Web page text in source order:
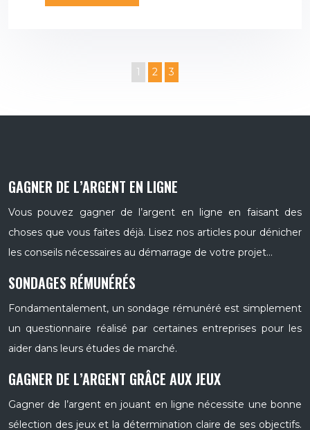
1 2 3
GAGNER DE L’ARGENT EN LIGNE
Vous pouvez gagner de l’argent en ligne en faisant des
choses que vous faites déjà. Lisez nos articles pour dénicher
les conseils nécessaires au démarrage de votre projet…
SONDAGES RÉMUNÉRÉS
Fondamentalement, un sondage rémunéré est simplement
un questionnaire réalisé par certaines entreprises pour les
aider dans leurs études de marché.
GAGNER DE L’ARGENT GRÂCE AUX JEUX
Gagner de l’argent en jouant en ligne nécessite une bonne
sélection des jeux et la détermination claire de ses objectifs.